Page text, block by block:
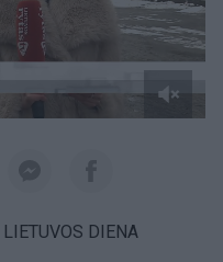
LIETUVOS DIENA